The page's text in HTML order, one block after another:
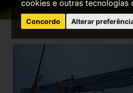
cookies e outras tecnologias
Concordo Alterar